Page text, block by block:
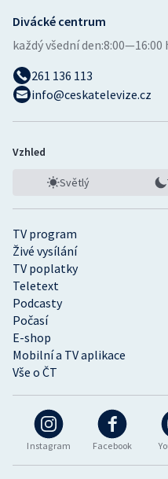
Instagram Facebook
TV program
Živé vysílání
TV poplatky
Teletext
Podcasty
Počasí
E-shop
Mobilní a TV aplikace
Vše o ČT
Divácké centrum
každý všední den:8:00—16:00
261 136 113
info@ceskatelevize.cz
Vzhled
Světlý